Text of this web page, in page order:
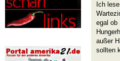
Ich
egal ob
außer
sollten